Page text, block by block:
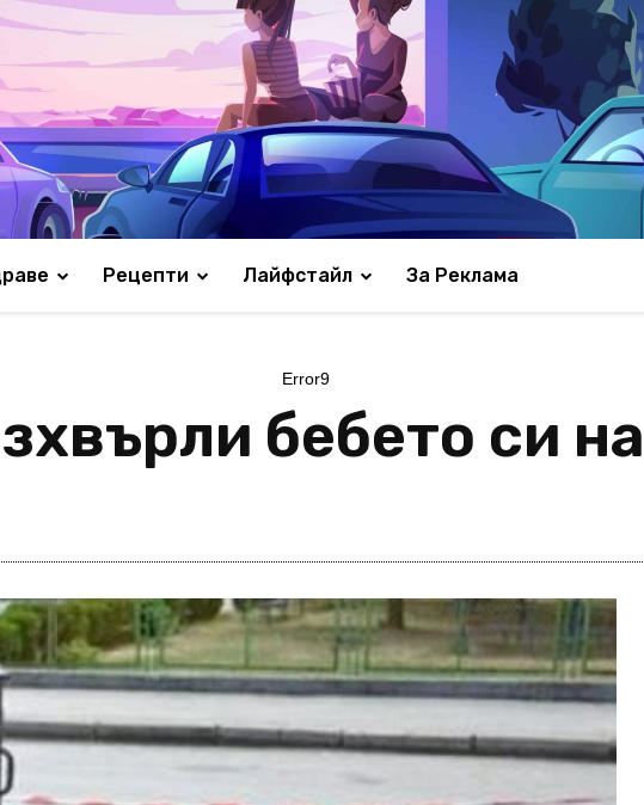
Рецепти Лайфстайл За Реклама
Error9
бебето си